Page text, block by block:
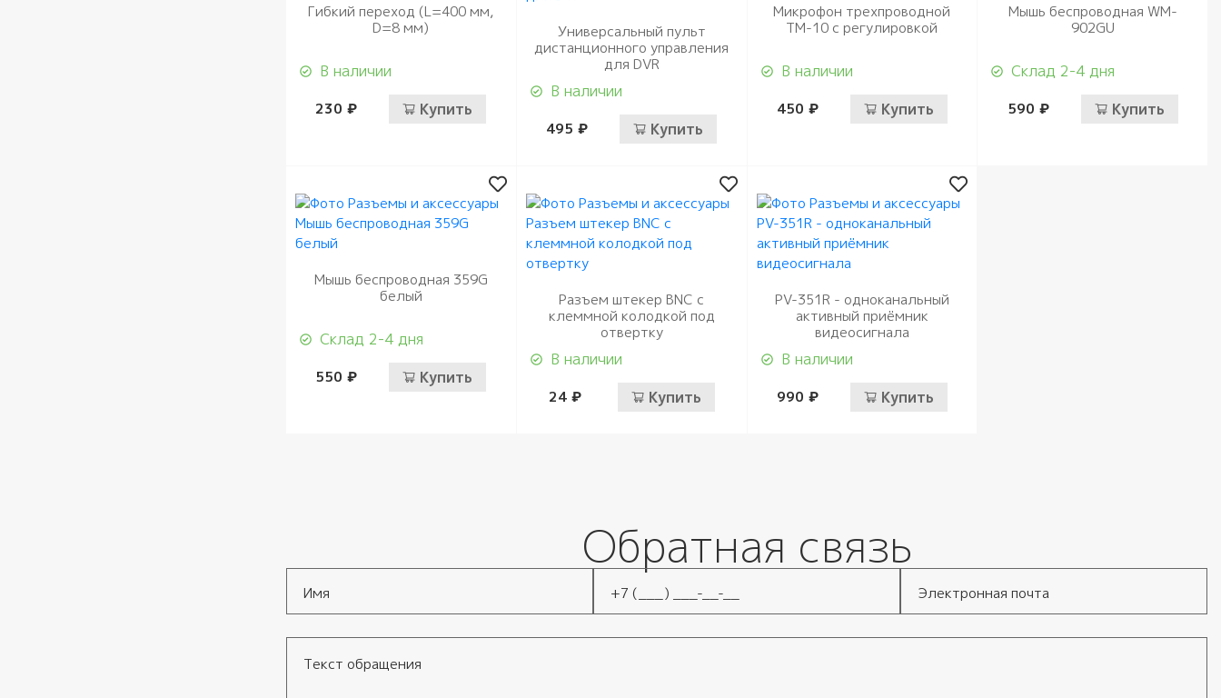
Гибкий переход (L=400 мм,
D=8 мм)
В наличии
230 ₽ Купить
Универсальный пульт
дистанционного управления
для DVR
В наличии
495 ₽ Купить
Микрофон трехпроводной
ТМ-10 с регулировкой
В наличии
450 ₽ Купить
Мышь беспроводная WM-
902GU
Склад 2-4 дня
590 ₽ Купить
Мышь беспроводная 359G
белый
Склад 2-4 дня
550 ₽ Купить
Разъем штекер BNC с
клеммной колодкой под
отвертку
В наличии
24 ₽ Купить
PV-351R - одноканальный
активный приёмник
видеосигнала
В наличии
990 ₽ Купить
Обратная связь